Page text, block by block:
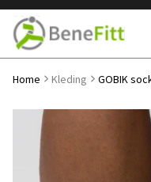
Home Kleding GOBIK